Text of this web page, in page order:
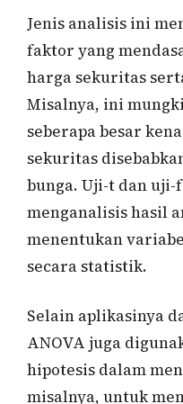
Jenis analisis ini
faktor yang
harga sekuritas
Misalnya, ini
seberapa besar
sekuritas
bunga. Uji-t dan
menganalisis hasil
menentukan
secara statistik.
Selain aplikasinya
ANOVA juga
hipotesis dalam
misalnya, untuk